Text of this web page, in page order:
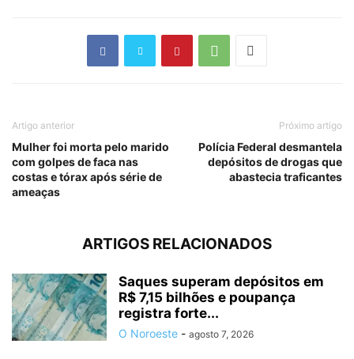
Artigo anterior
Mulher foi morta pelo marido
com golpes de faca nas
costas e tórax após série de
ameaças
Próximo artigo
Polícia Federal desmantela
depósitos de drogas que
abastecia traficantes
ARTIGOS RELACIONADOS
Saques superam depósitos em
R$ 7,15 bilhões e poupança
registra forte...
O Noroeste - agosto 7, 2026